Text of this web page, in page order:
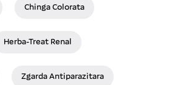
Chinga Colorata
Herba-Treat Renal
Zgarda Antiparazitara